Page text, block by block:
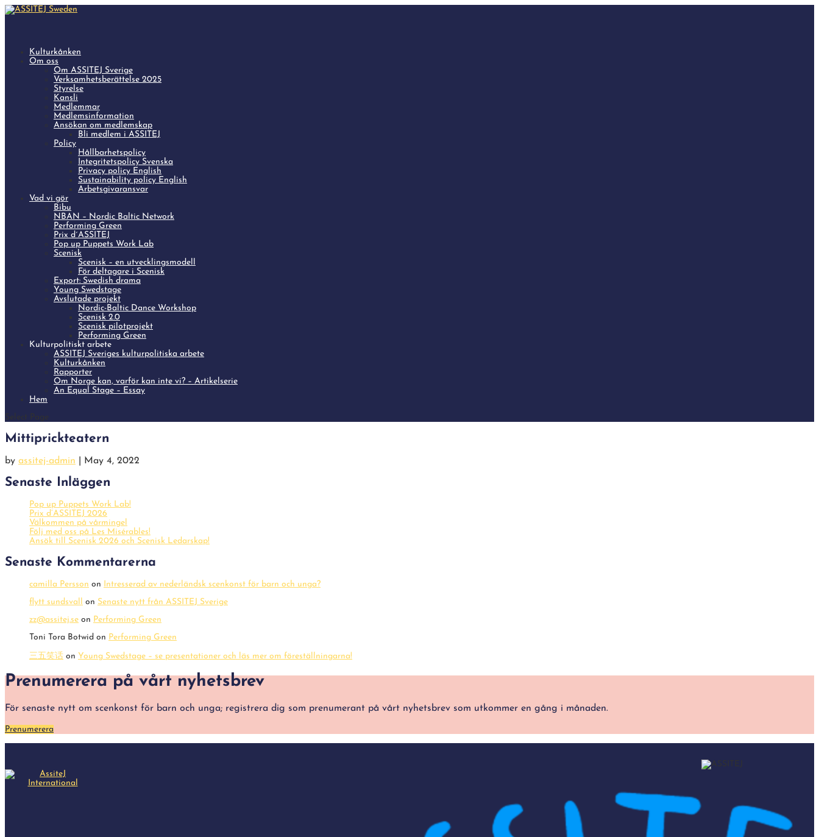
Kulturkånken
Om oss
Om ASSITEJ Sverige
Verksamhetsberättelse 2025
Styrelse
Kansli
Medlemmar
Medlemsinformation
Ansökan om medlemskap
Bli medlem i ASSITEJ
Policy
Hållbarhetspolicy
Integritetspolicy Svenska
Privacy policy English
Sustainability policy English
Arbetsgivaransvar
Vad vi gör
Bibu
NBAN – Nordic Baltic Network
Performing Green
Prix d´ASSITEJ
Pop up Puppets Work Lab
Scenisk
Scenisk – en utvecklingsmodell
För deltagare i Scenisk
Export: Swedish drama
Young Swedstage
Avslutade projekt
Nordic-Baltic Dance Workshop
Scenisk 2.0
Scenisk pilotprojekt
Performing Green
Kulturpolitiskt arbete
ASSITEJ Sveriges kulturpolitiska arbete
Kulturkånken
Rapporter
Om Norge kan, varför kan inte vi? – Artikelserie
An Equal Stage – Essay
Hem
Select Page
Mittiprickteatern
by assitej-admin May 4, 2022
Senaste Inläggen
Pop up Puppets Work Lab!
Prix d’ASSITEJ 2026
Välkommen på vårmingel
Följ med oss på Les Misérables!
Ansök till Scenisk 2026 och Scenisk Ledarskap!
Senaste Kommentarerna
camilla Persson on
Intresserad av nederländsk scenkonst för barn och unga?
flytt sundsvall
on Senaste nytt från ASSITEJ Sverige
zz@assitej.se on Performing Green
Toni Tora Botwid on Performing Green
三五笑话 on Young Swedstage – se presentationer och läs mer om föreställningarna!
Prenumerera på vårt nyhetsbrev
För senaste nytt om scenkonst för barn och unga; registrera dig som prenumerant på vårt nyhetsbrev som utkommer en gång i månaden.
Prenumerera